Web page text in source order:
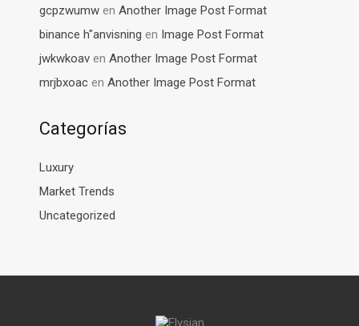
gcpzwumw en Another Image Post Format
binance h"anvisning en Image Post Format
jwkwkoav en Another Image Post Format
mrjbxoac en Another Image Post Format
Categorías
Luxury
Market Trends
Uncategorized